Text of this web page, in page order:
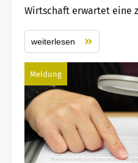
Wirtschaft erwartet eine
weiterlesen
Meldung